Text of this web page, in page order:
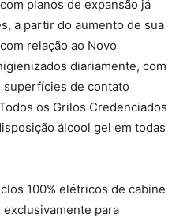
planos de expansão já
a partir do aumento de sua
relação ao Novo
diariamente, com
superfícies de contato
os Grilos Credenciados
álcool gel em todas
100% elétricos de cabine
para